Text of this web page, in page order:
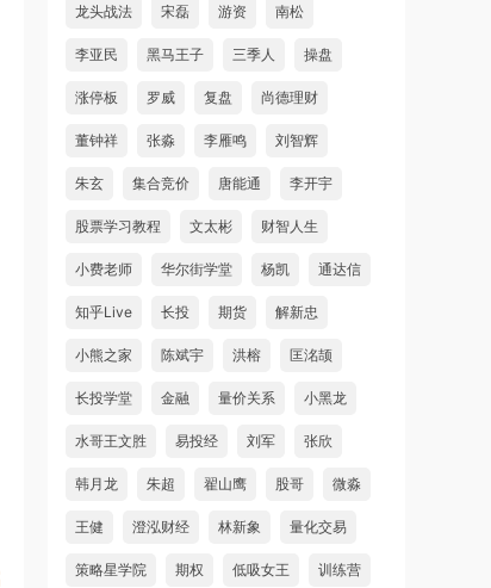
龙头战法 宋磊 游资 南松
李亚民 黑马王子 三季人 操盘
涨停板 罗威 复盘 尚德理财
董钟祥 张淼 李雁鸣 刘智辉
朱玄 集合竞价 唐能通 李开宇
股票学习教程 文太彬 财智人生
小费老师 华尔街学堂 杨凯 通达信
知乎Live 长投 期货 解新忠
小熊之家 陈斌宇 洪榕 匡洺颉
长投学堂 金融 量价关系 小黑龙
水哥王文胜 易投经 刘军 张欣
韩月龙 朱超 翟山鹰 股哥 微淼
王健 澄泓财经 林新象 量化交易
策略星学院 期权 低吸女王 训练营